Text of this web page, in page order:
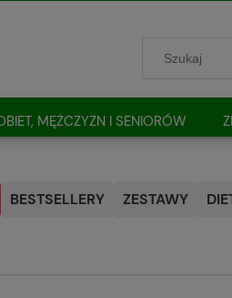
MĘŻCZYZN I SENIORÓW
BESTSELLERY ZESTAWY